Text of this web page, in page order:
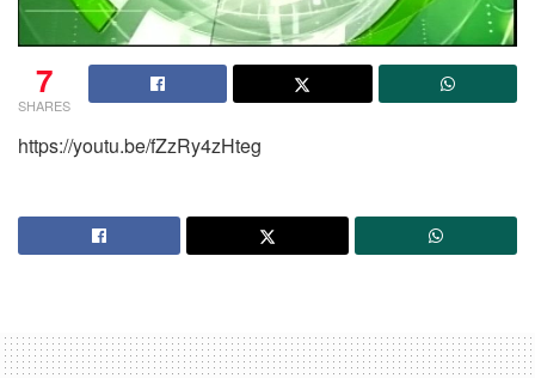
7
SHARES
https://youtu.be/fZzRy4zHteg